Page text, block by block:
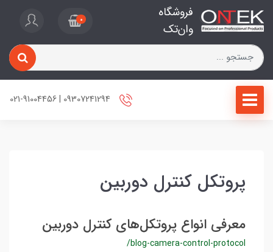
فروشگاه
وان‌تک
0
پروتکل کنترل دوربین
معرفی انواع پروتکل‌های کنترل دوربین
/blog-camera-control-protocol